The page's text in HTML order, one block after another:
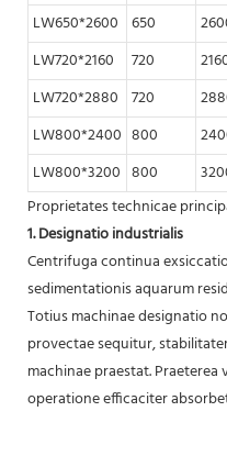
LW650*2600 650
LW720*2160
720
LW720*2880 720
LW800*2400 800
LW800*3200 800
Proprietates technicae
1. Designatio industrialis
Centrifuga continua
sedimentationis aquarum
Totius machinae designatio
provectae sequitur,
machinae praestat.
operatione efficaciter